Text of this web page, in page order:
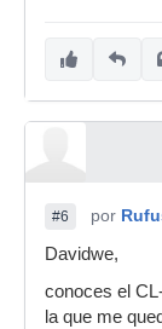
#6 por
Davidwe,
conoces el
la que me